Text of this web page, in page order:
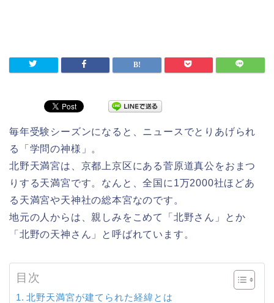
毎年受験シーズンになると、ニュースでとりあげられ
る「学問の神様」。
北野天満宮は、京都上京区にある菅原道真公をおまつ
りする天満宮です。なんと、全国に1万2000社ほどあ
る天満宮や天神社の総本宮なのです。
地元の人からは、親しみをこめて「北野さん」とか
「北野の天神さん」と呼ばれています。
目次
北野天満宮が建てられた経緯とは